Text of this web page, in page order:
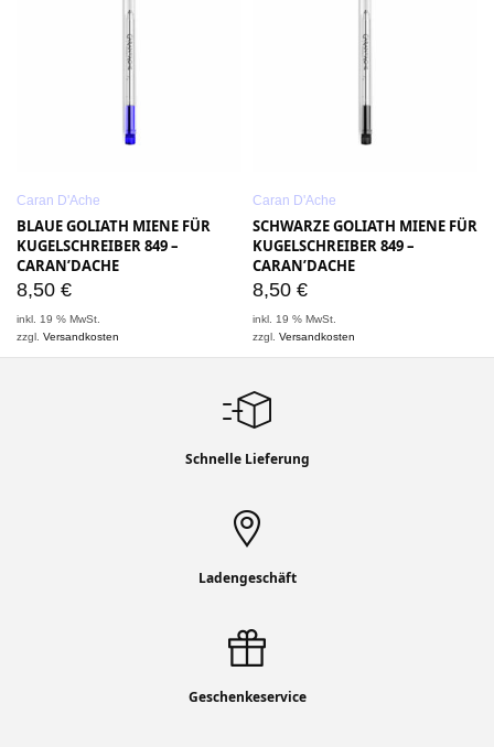
Caran D'Ache
BLAUE GOLIATH MIENE FÜR
KUGELSCHREIBER 849 –
CARAN’DACHE
8,50 €
inkl. 19 % MwSt.
zzgl.Versandkosten
Caran D'Ache
SCHWARZE GOLIATH MIENE FÜR
KUGELSCHREIBER 849 –
CARAN’DACHE
8,50 €
inkl. 19 % MwSt.
zzgl.Versandkosten
Schnelle Lieferung
Ladengeschäft
Geschenkeservice